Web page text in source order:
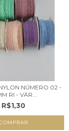
NÚMERO 02 -
RI - VÁR...
R$1,30